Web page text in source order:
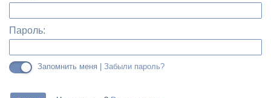
Пароль:
Запомнить меня | Забыли пароль?